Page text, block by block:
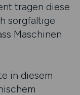
tragen diese
sorgfältige
Maschinen
in diesem